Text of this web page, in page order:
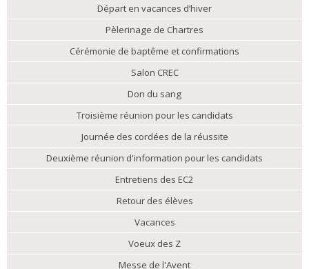
Départ en vacances d’hiver
Pèlerinage de Chartres
Cérémonie de baptême et confirmations
Salon CREC
Don du sang
Troisième réunion pour les candidats
Journée des cordées de la réussite
Deuxième réunion d'information pour les candidats
Entretiens des EC2
Retour des élèves
Vacances
Voeux des Z
Messe de l'Avent